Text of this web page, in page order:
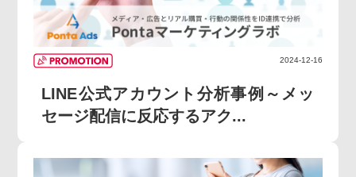
2024-12-16
LINE公式アカウント分析事例～メッ
セージ配信に反応するアク...